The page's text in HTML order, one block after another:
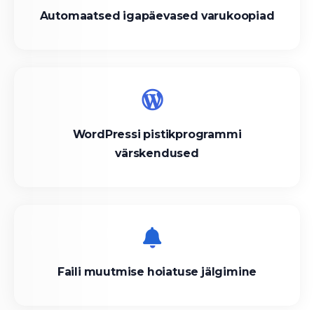
Automaatsed igapäevased varukoopiad
WordPressi pistikprogrammi
värskendused
Faili muutmise hoiatuse jälgimine